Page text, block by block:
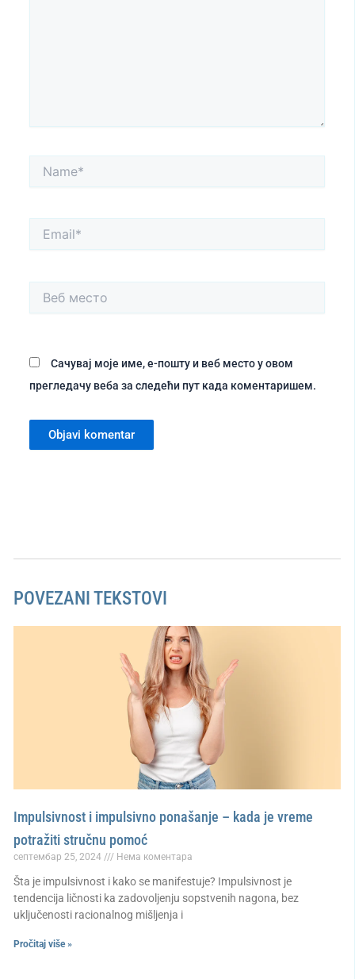
Name*
Email*
Веб
место
Сачувај моје име, е-пошту и веб место у овом
прегледачу веба за следећи пут када коментаришем.
POVEZANI TEKSTOVI
Impulsivnost i impulsivno ponašanje – kada je vreme
potražiti stručnu pomoć
септембар 25, 2024 Нема коментара
Šta je impulsivnost i kako se manifestuje? Impulsivnost je
tendencija ličnosti ka zadovoljenju sopstvenih nagona, bez
uključenosti racionalnog mišljenja i
Pročitaj više »